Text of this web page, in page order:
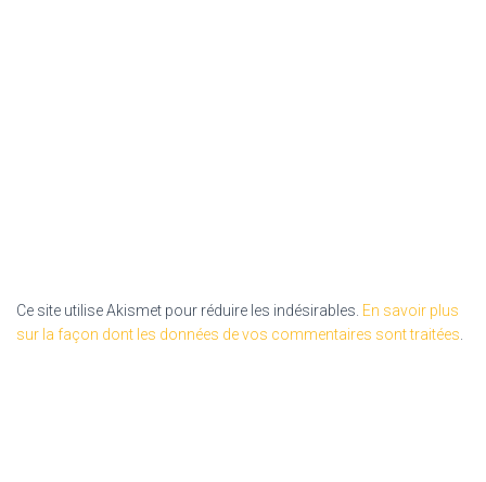
Ce site utilise Akismet pour réduire les indésirables. En savoir plus
sur la façon dont les données de vos commentaires sont traitées